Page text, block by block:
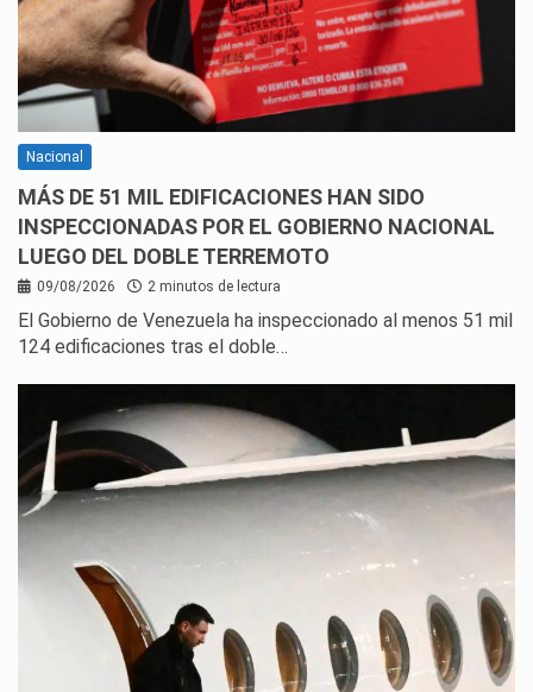
Nacional
MÁS DE 51 MIL EDIFICACIONES HAN SIDO
INSPECCIONADAS POR EL GOBIERNO NACIONAL
LUEGO DEL DOBLE TERREMOTO
09/08/2026 2 minutos de lectura
El Gobierno de Venezuela ha inspeccionado al menos 51 mil
124 edificaciones tras el doble…